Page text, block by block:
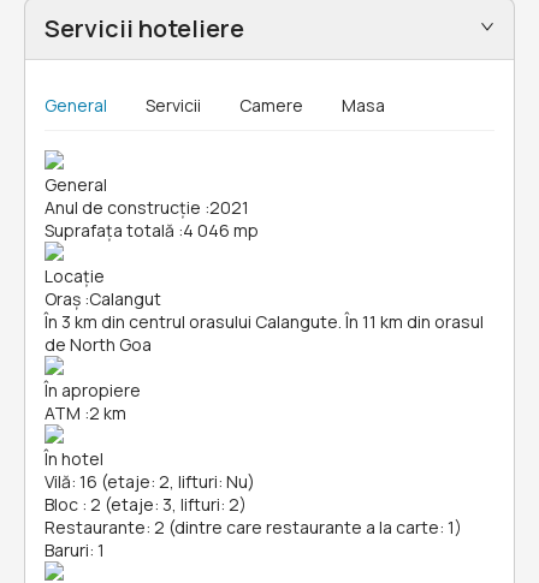
Servicii hoteliere
General Servicii Camere Masa
General
Anul de construcție :2021
Suprafața totală :4 046 mp
Locație
Oraș :Calangut
În 3 km din centrul orasului Calangute. În 11 km din orasul
de North Goa
În apropiere
ATM :2 km
În hotel
Vilă: 16 (etaje: 2, lifturi: Nu)
Bloc : 2 (etaje: 3, lifturi: 2)
Restaurante: 2 (dintre care restaurante a la carte: 1)
Baruri: 1